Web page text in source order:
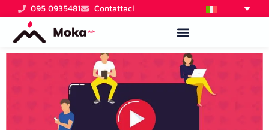
contenuto
095 0935481 Contattaci